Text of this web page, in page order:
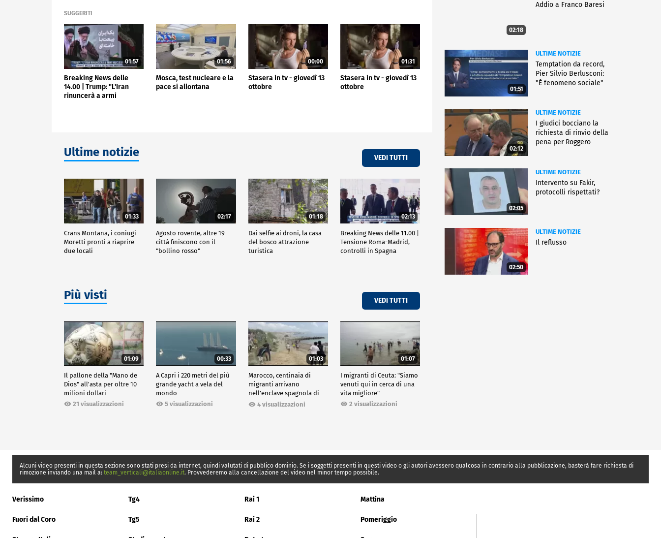
SUGGERITI
01:57
Breaking News delle
14.00 | Trump: "L'Iran
rinuncerà a armi
01:56
Mosca, test nucleare e la
pace si allontana
00:00
Stasera in tv - giovedì 13
ottobre
01:31
Stasera in tv - giovedì 13
ottobre
Ultime notizie VEDI TUTTI
01:33
Crans Montana, i coniugi
Moretti pronti a riaprire
due locali
02:17
Agosto rovente, altre 19
città finiscono con il
"bollino rosso"
01:18
Dai selfie ai droni, la casa
del bosco attrazione
turistica
02:13
Breaking News delle 11.00 |
Tensione Roma-Madrid,
controlli in Spagna
Più visti VEDI TUTTI
01:09
Il pallone della "Mano de
Dios" all'asta per oltre 10
milioni dollari
21 visualizzazioni
00:33
A Capri i 220 metri del più
grande yacht a vela del
mondo
5 visualizzazioni
01:03
Marocco, centinaia di
migranti arrivano
nell'enclave spagnola di
Ceuta4 visualizzazioni
01:07
I migranti di Ceuta: "Siamo
venuti qui in cerca di una
vita migliore"
2 visualizzazioni
02:18
Addio a Franco Baresi
01:51
ULTIME NOTIZIE
Temptation da record,
Pier Silvio Berlusconi:
"È fenomeno sociale"
02:12
ULTIME NOTIZIE
I giudici bocciano la
richiesta di rinvio della
pena per Roggero
02:05
ULTIME NOTIZIE
Intervento su Fakir,
protocolli rispettati?
02:50
ULTIME NOTIZIE
Il reflusso
Alcuni video presenti in questa sezione sono stati presi da internet, quindi valutati di pubblico dominio. Se i soggetti presenti in questi video o gli autori avessero qualcosa in contrario alla pubblicazione, basterà fare richiesta di
rimozione inviando una mail a: team_verticali@italiaonline.it. Provvederemo alla cancellazione del video nel minor tempo possibile.
Verissimo Tg4 Rai 1 Mattina
Fuori dal Coro Tg5 Rai 2 Pomeriggio